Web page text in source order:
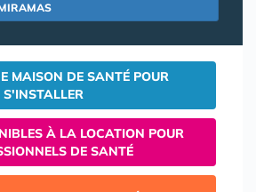
MAISON DE SANTÉ POUR
S'INSTALLER
À LA LOCATION POUR
DE SANTÉ